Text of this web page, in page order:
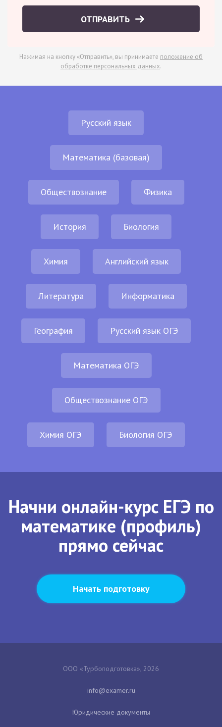
ОТПРАВИТЬ
Нажимая на кнопку «Отправить», вы принимаете положение об
обработке персональных данных.
Русский язык
Математика (базовая)
Обществознание Физика
История Биология
Химия Английский язык
Литература Информатика
География Русский язык ОГЭ
Математика ОГЭ
Обществознание ОГЭ
Химия ОГЭ Биология ОГЭ
Начни онлайн-курс ЕГЭ по
математике (профиль)
прямо сейчас
Начать подготовку
ООО «Турбоподготовка», 2026
Юридические документы